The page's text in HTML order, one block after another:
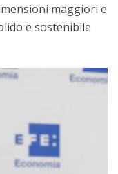
maggiori e
e sostenibile